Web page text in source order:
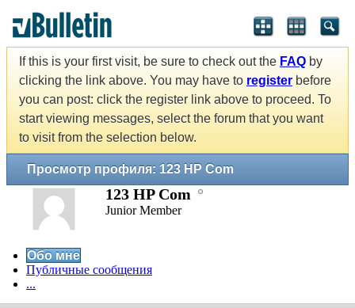
If this is your first visit, be sure to check out the FAQ by
clicking the link above. You may have to register before
you can post: click the register link above to proceed. To
start viewing messages, select the forum that you want
to visit from the selection below.
Просмотр профиля: 123 HP Com
123 HP Com
Junior Member
Обо мне
Публичные сообщения
...